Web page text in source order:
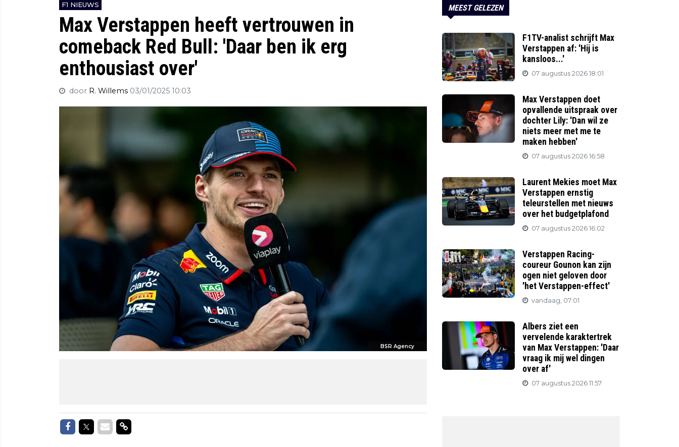
F1 NIEUWS
Max Verstappen heeft vertrouwen in
comeback Red Bull: 'Daar ben ik erg
enthousiast over'
door R. Willems 03/01/2025 10:03
BSR Agency
Delen op Facebook
Delen op Twitter
Delen via Mail
Delen via link
MEEST GELEZEN
F1TV-analist schrijft Max
Verstappen af: 'Hij is
kansloos...'
07 augustus 2026 18:01
Max Verstappen doet
opvallende uitspraak over
dochter Lily: 'Dan wil ze
niets meer met me te
maken hebben'
07 augustus 2026 16:58
Laurent Mekies moet Max
Verstappen ernstig
teleurstellen met nieuws
over het budgetplafond
07 augustus 2026 16:02
Verstappen Racing-
coureur Gounon kan zijn
ogen niet geloven door
'het Verstappen-effect'
vandaag, 07:01
Albers ziet een
vervelende karaktertrek
van Max Verstappen: 'Daar
vraag ik mij wel dingen
over af'
07 augustus 2026 11:57